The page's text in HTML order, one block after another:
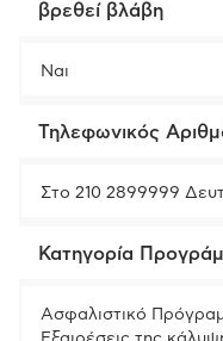
βρεθεί βλάβη
Ναι
Τηλεφωνικός
Στο 210 2899999
Κατηγορία
Ασφαλιστικό